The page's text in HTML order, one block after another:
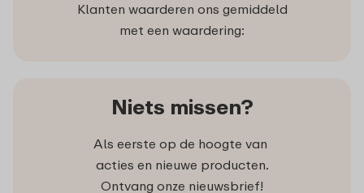
Klanten waarderen ons gemiddeld
met een waardering:
Niets missen?
Als eerste op de hoogte van
acties en nieuwe producten.
Ontvang onze nieuwsbrief!